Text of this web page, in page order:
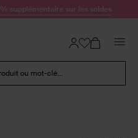
supplémentaire sur les soldes
ou mot-clé...